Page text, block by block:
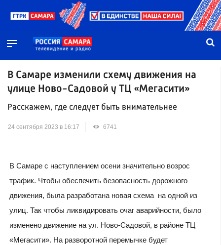
В Самаре изменили схему движения на
улице Ново-Садовой у ТЦ «Мегасити»
Расскажем, где следует быть внимательнее
24 сентября 2023 в 16:17 6741
В Самаре с наступлением осени значительно возрос
трафик. Чтобы обеспечить безопасность дорожного
движения, была разработана новая схема на одной из
улиц. Так чтобы ликвидировать очаг аварийности, было
изменено движение на ул. Ново-Садовой, в районе ТЦ
«Мегасити». На разворотной перемычке будет